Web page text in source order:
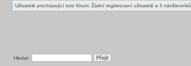
Uživatelé procházející toto fórum: Žádní registrovaní uživatelé a 3 návštevníků
Hledat: